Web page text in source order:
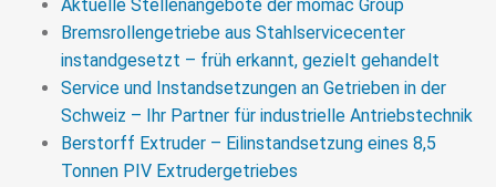
Aktuelle Stellenangebote der momac Group
Bremsrollengetriebe aus Stahlservicecenter
instandgesetzt – früh erkannt, gezielt gehandelt
Service und Instandsetzungen an Getrieben in der
Schweiz – Ihr Partner für industrielle Antriebstechnik
Berstorff Extruder – Eilinstandsetzung eines 8,5
Tonnen PIV Extrudergetriebes